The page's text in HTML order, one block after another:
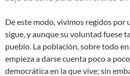
De este modo, vivimos regidos por
sigue, y aunque su voluntad fuese
pueblo. La población, sobre todo
empieza a darse cuenta poco a
democrática en la que vive; sin